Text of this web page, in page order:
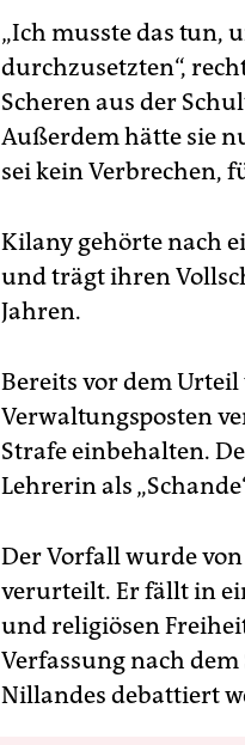
„Ich musste das tun,
durchzusetzten“,
Scheren aus der
Außerdem hätte sie
sei kein Verbrechen,
Kilany gehörte nach
und trägt ihren
Jahren.
Bereits vor dem
Verwaltungsposten
Strafe einbehalten.
Lehrerin als
Der Vorfall wurde
verurteilt. Er fällt in
und religiösen
Verfassung nach
Nillandes debattiert